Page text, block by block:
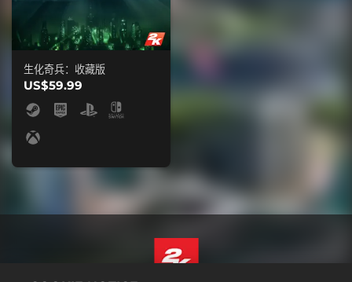
生化奇兵：收藏版
US$59.99